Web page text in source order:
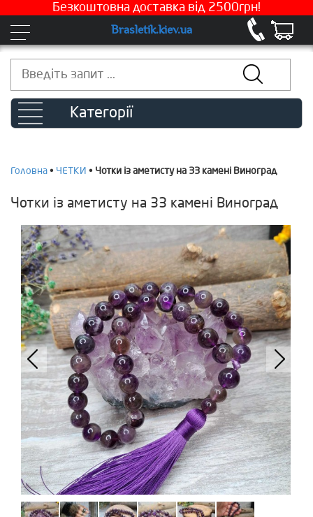
Безкоштовна доставка від 2500грн!
Brasletik.kiev.ua
Категорії
Головна • ЧЕТКИ • Чотки із аметисту на 33 камені Виноград
Чотки із аметисту на 33 камені Виноград